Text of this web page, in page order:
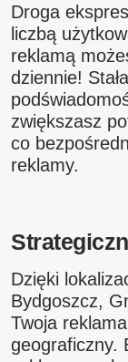
Droga
liczbą
reklamą
dziennie!
zwiększasz
co
reklamy.
Dzięki
Bydgoszcz,
Twoja
geograficzny.